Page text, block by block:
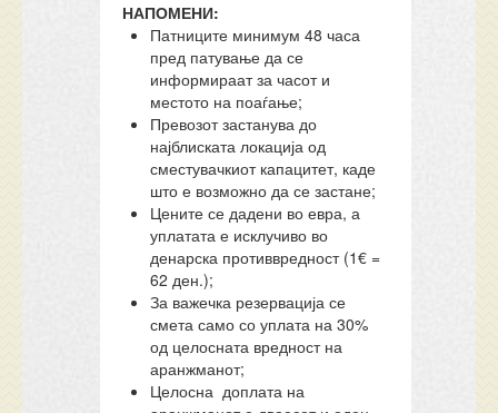
НАПОМЕНИ:
Патниците минимум 48 часа
пред патување да се
информираат за часот и
местото на поаѓање;
Превозот застанува до
најблиската локација од
сместувачкиот капацитет, каде
што е возможно да се застане;
Цените се дадени во евра, а
уплатата е исклучиво во
денарска противвредност (1€ =
62 ден.);
За важечка резервација се
смета само со уплата на 30%
од целосната вредност на
аранжманот;
Целосна доплата на